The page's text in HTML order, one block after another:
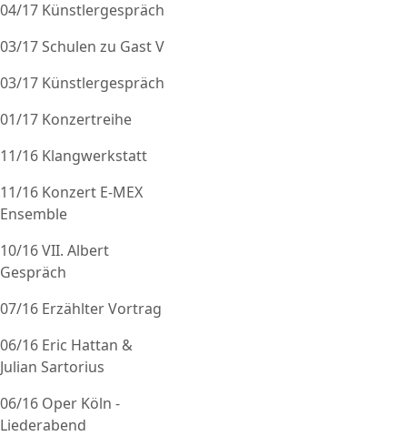
04/17 Künstlergespräch
03/17 Schulen zu Gast V
03/17 Künstlergespräch
01/17 Konzertreihe
11/16 Klangwerkstatt
11/16 Konzert E-MEX
Ensemble
10/16 VII. Albert
Gespräch
07/16 Erzählter Vortrag
06/16 Eric Hattan &
Julian Sartorius
06/16 Oper Köln -
Liederabend